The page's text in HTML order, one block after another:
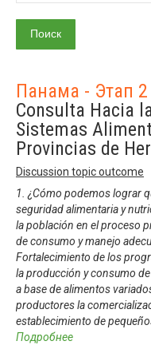
Панама - Этап 2
Consulta Hacia
Sistemas
Provincias de
Discussion topic outcome
1. ¿Cómo podemos lograr
seguridad alimentaria y
la población en el proceso
de consumo y manejo
Fortalecimiento de los
la producción y consumo
a base de alimentos
productores la
establecimiento de
Подробнее